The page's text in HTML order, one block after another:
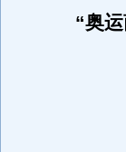
“奥